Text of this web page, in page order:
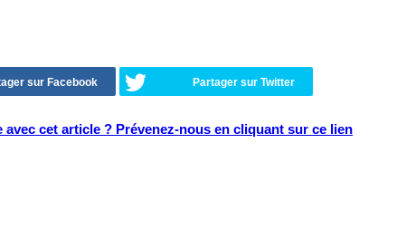
sur Facebook Partager sur Twitter
avec cet article ? Prévenez-nous en cliquant sur ce lien